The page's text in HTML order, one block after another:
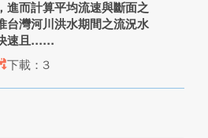
進而計算平均流速與斷面之
台灣河川洪水期間之流況水
速且...
下載：3